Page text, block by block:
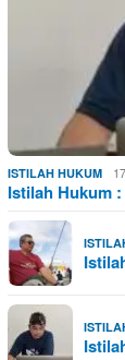
ISTILAH HUKUM
Istilah Hukum